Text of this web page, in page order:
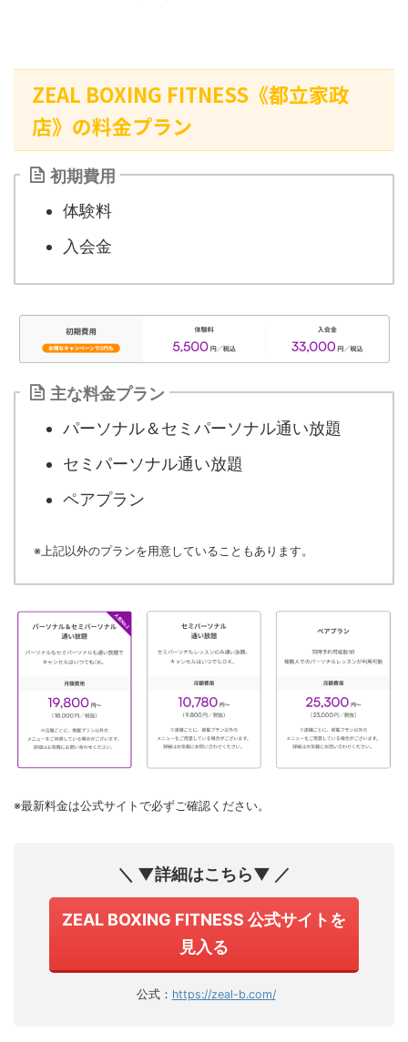
ZEAL BOXING FITNESS《都立家政
店》の料金プラン
初期費用
体験料
入会金
主な料金プラン
パーソナル＆セミパーソナル通い放題
セミパーソナル通い放題
ペアプラン
※上記以外のプランを用意していることもあります。
※最新料金は公式サイトで必ずご確認ください。
＼ ▼詳細はこちら▼ ／
ZEAL BOXING FITNESS 公式サイトを
見入る
公式： https://zeal-b.com/